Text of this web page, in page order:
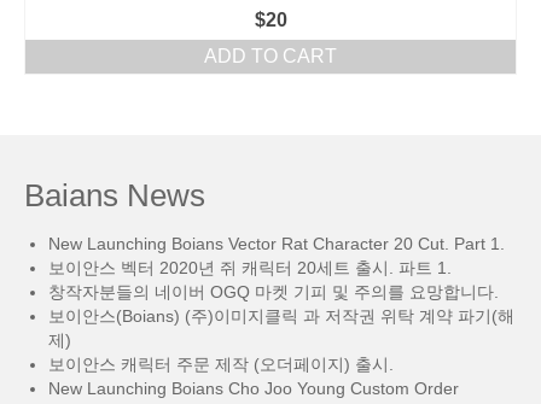
$20
ADD TO CART
Baians News
New Launching Boians Vector Rat Character 20 Cut. Part 1.
보이안스 벡터 2020년 쥐 캐릭터 20세트 출시. 파트 1.
창작자분들의 네이버 OGQ 마켓 기피 및 주의를 요망합니다.
보이안스(Boians) (주)이미지클릭 과 저작권 위탁 계약 파기(해
제)
보이안스 캐릭터 주문 제작 (오더페이지) 출시.
New Launching Boians Cho Joo Young Custom Order